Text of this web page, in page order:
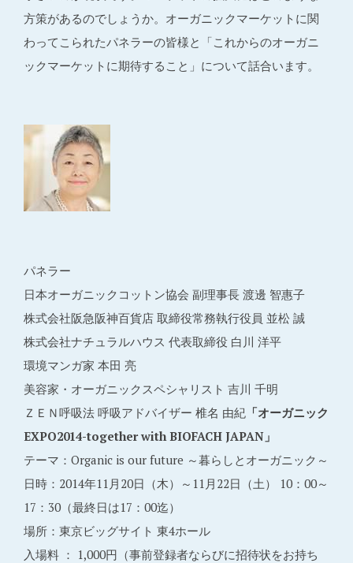
方策があるのでしょうか。オーガニックマーケットに関
わってこられたパネラーの皆様と「これからのオーガニ
ックマーケットに期待すること」について話合います。
パネラー
日本オーガニックコットン協会 副理事長 渡邊 智惠子
株式会社阪急阪神百貨店 取締役常務執行役員 並松 誠
株式会社ナチュラルハウス 代表取締役 白川 洋平
環境マンガ家 本田 亮
美容家・オーガニックスペシャリスト 吉川 千明
ＺＥＮ呼吸法 呼吸アドバイザー 椎名 由紀「オーガニック
EXPO2014-together with BIOFACH JAPAN」
テーマ：Organic is our future ～暮らしとオーガニック～
日時：2014年11月20日（木）～11月22日（土） 10：00～
17：30（最終日は17：00迄）
場所：東京ビッグサイト 東4ホール
入場料 ： 1,000円（事前登録者ならびに招待状をお持ち